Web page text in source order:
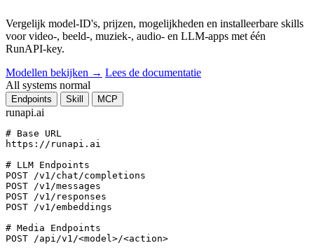
Vergelijk model-ID's, prijzen, mogelijkheden en installeerbare skills
voor video-, beeld-, muziek-, audio- en LLM-apps met één
RunAPI-key.
Modellen bekijken → Lees de documentatie
All systems normal
Endpoints Skill MCP
runapi.ai
# Base URL
https://runapi.ai
# LLM Endpoints
POST /v1/chat/completions
POST /v1/messages
POST /v1/responses
POST /v1/embeddings
# Media Endpoints
POST /api/v1/<model>/<action>